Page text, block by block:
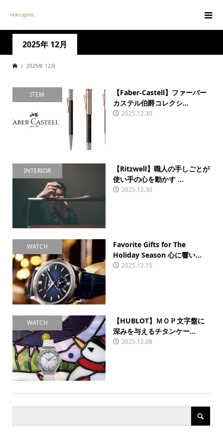
2025年 12月
2025年 12月
ITEM
【Faber-Castell】ファーバー
カステル伯爵コレクシ...
2025.12.30
INTERIOR
【Ritzwell】職人の手しごとが
使い手の心を動かす ...
2025.12.30
WATCH
Favorite Gifts for The
Holiday Season 心に響い...
2025.12.15
WATCH
【HUBLOT】ＭＯＰ文字盤に
深みを与えるチタンケー...
2025.12.08